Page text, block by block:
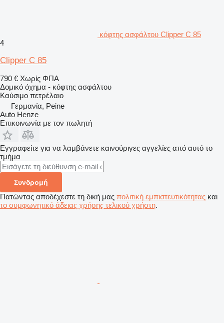
κόφτης ασφάλτου Clipper C 85
4
Clipper C 85
790 € Χωρίς ΦΠΑ
Δομικό όχημα - κόφτης ασφάλτου
Καύσιμο πετρέλαιο
Γερμανία, Peine
Auto Henze
Επικοινωνία με τον πωλητή
Εγγραφείτε για να λαμβάνετε καινούριγες αγγελίες από αυτό το
τμήμα
Συνδρομή
Πατώντας αποδέχεστε τη δική μας πολιτική εμπιστευτικότητας και
το συμφωνητικό άδειας χρήσης τελικού χρήστη.